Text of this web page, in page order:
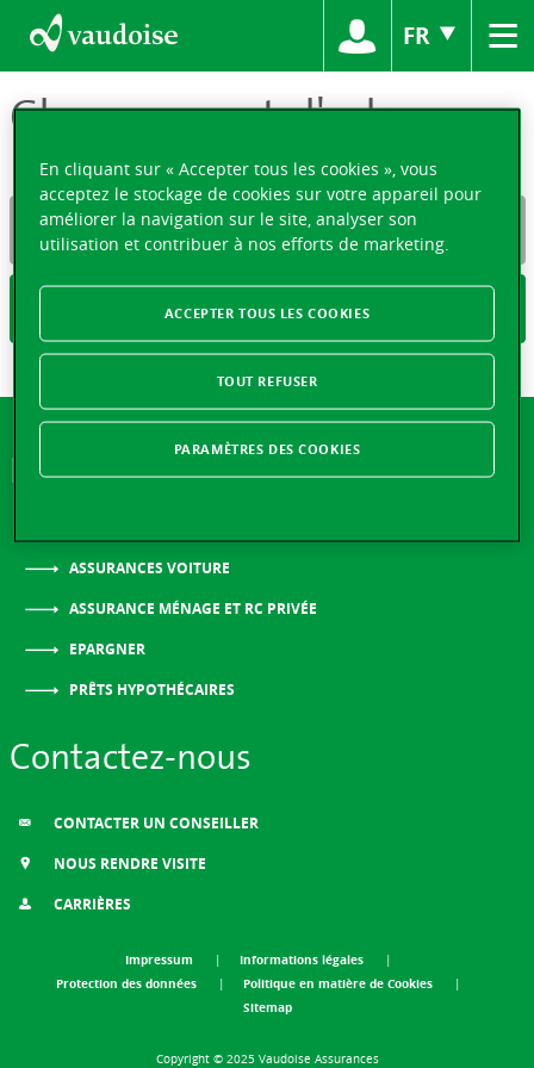
FR ≡
Changement d'adresse
ETAPE PRÉCÉDENTE
ETAPE SUIVANTE
Nos produits
ASSURANCES VOITURE
ASSURANCE MÉNAGE ET RC PRIVÉE
EPARGNER
PRÊTS HYPOTHÉCAIRES
Contactez-nous
CONTACTER UN CONSEILLER
NOUS RENDRE VISITE
CARRIÈRES
Impressum
Informations légales
Protection des données
Politique en matière de Cookies
Sitemap
Copyright © 2025 Vaudoise Assurances
En cliquant sur « Accepter tous les cookies », vous
acceptez le stockage de cookies sur votre appareil pour
améliorer la navigation sur le site, analyser son
utilisation et contribuer à nos efforts de marketing.
TOUT REFUSER
ACCEPTER TOUS LES COOKIES
PARAMÈTRES DES COOKIES